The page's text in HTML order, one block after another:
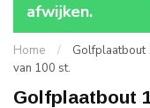
afwijken.
Home /
Golfplaatbout
van 100 st.
Golfplaatbout